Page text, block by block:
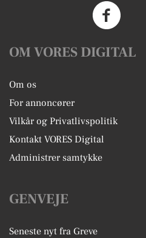
OM VORES DIGITAL
Om os
For annoncører
Vilkår og Privatlivspolitik
Kontakt VORES Digital
Administrer samtykke
GENVEJE
Seneste nyt fra Greve